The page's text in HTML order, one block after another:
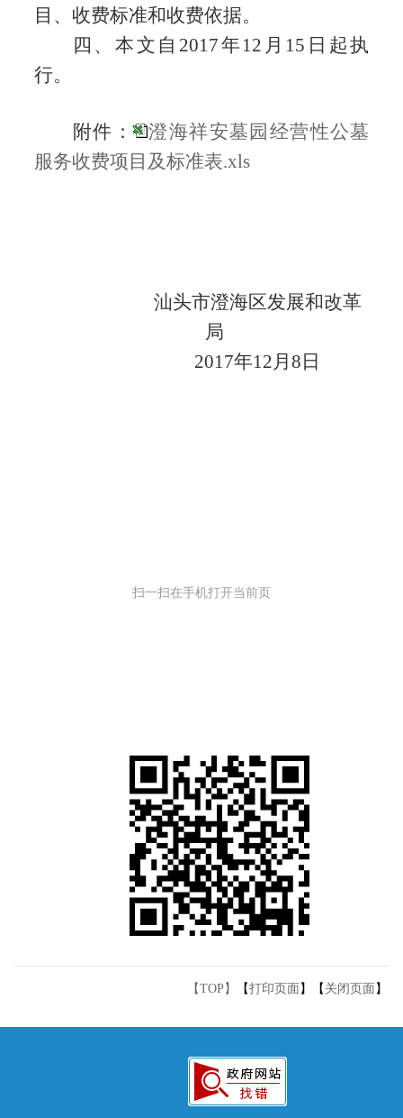
目、收费标准和收费依据。
四、本文自 2017年 12 月 15 日起执
行。
附件：
澄海祥安墓园经营性公墓
服务收费项目及标准表.xls
汕头市澄海区发展和改革
局
2017年12月8 日
扫一扫在手机打开当前页
【TOP】 【打印页面 】【 关闭页面 】